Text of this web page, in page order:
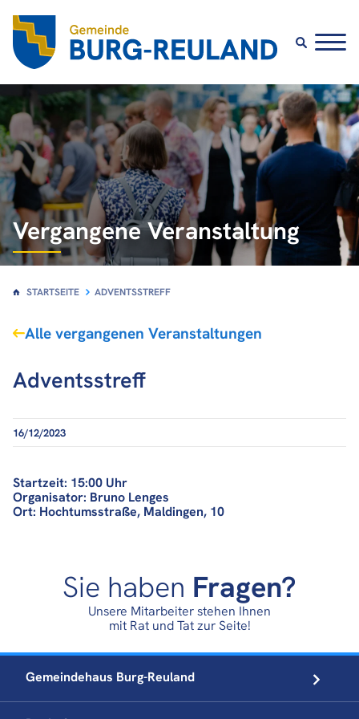
Vergangene Veranstaltung
STARTSEITE ADVENTSSTREFF
Alle vergangenen Veranstaltungen
Adventsstreff
16/12/2023
Startzeit: 15:00 Uhr
Organisator: Bruno Lenges
Ort: Hochtumsstraße, Maldingen, 10
Sie haben Fragen?
Unsere Mitarbeiter stehen Ihnen
mit Rat und Tat zur Seite!
Gemeindehaus Burg-Reuland